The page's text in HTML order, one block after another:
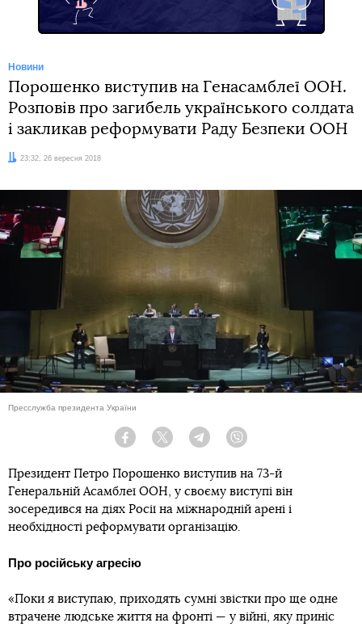
Новини
Порошенко виступив на Генасамблеї ООН.
Розповів про загибель українського солдата
і закликав реформувати Раду Безпеки ООН
Дата:23:32, 26 вересня 2018
Пресслужба президента України
Facebook Twitter Telegram
Президент Петро Порошенко виступив на 73-й
Генеральній Асамблеї ООН, у своєму виступі він
зосередився на діях Росії на міжнародній арені і
необхідності реформувати організацію.
Про російську агресію
«Поки я виступаю, приходять сумні звістки про ще одне
втрачене людське життя на фронті — у війні, яку приніс